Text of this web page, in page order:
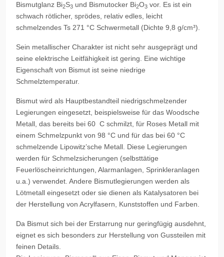
Bismutglanz Bi2S3 und Bismutocker Bi2O3 vor. Es ist ein
schwach rötlicher, sprödes, relativ edles, leicht
schmelzendes Ts 271 °C Schwermetall (Dichte 9,8 g/cm³).
Sein metallischer Charakter ist nicht sehr ausgeprägt und
seine elektrische Leitfähigkeit ist gering. Eine wichtige
Eigenschaft von Bismut ist seine niedrige
Schmelztemperatur.
Bismut wird als Hauptbestandteil niedrigschmelzender
Legierungen eingesetzt, beispielsweise für das Woodsche
Metall, das bereits bei 60 C schmilzt, für Roses Metall mit
einem Schmelzpunkt von 98 °C und für das bei 60 °C
schmelzende Lipowitz’sche Metall. Diese Legierungen
werden für Schmelzsicherungen (selbsttätige
Feuerlöscheinrichtungen, Alarmanlagen, Sprinkleranlagen
u.a.) verwendet. Andere Bismutlegierungen werden als
Lötmetall eingesetzt oder sie dienen als Katalysatoren bei
der Herstellung von Acrylfasern, Kunststoffen und Farben.
Da Bismut sich bei der Erstarrung nur geringfügig ausdehnt,
eignet es sich besonders zur Herstellung von Gussteilen mit
feinen Details.